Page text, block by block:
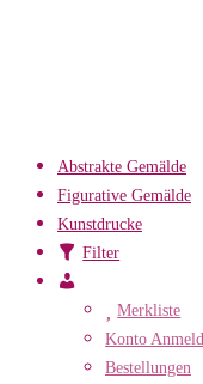
Abstrakte Gemälde
Figurative Gemälde
Kunstdrucke
Filter
KontoMerkliste
Konto
Bestellungen